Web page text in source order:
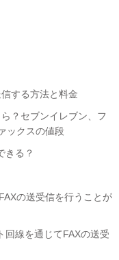
する方法と料金
？セブンイレブン、フ
ックスの値段
きる？
の送受信を行うことが
回線を通じてFAXの送受